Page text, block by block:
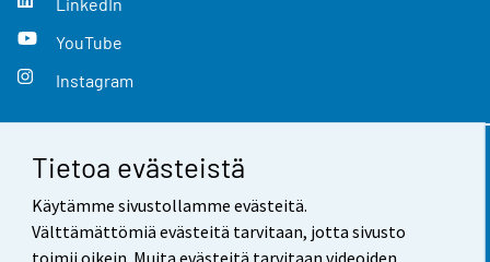
Tietoa evästeistä
Käytämme sivustollamme evästeitä.
Välttämättömiä evästeitä tarvitaan, jotta sivusto
YouTube
Instagram
Yhteystiedot
Palaute